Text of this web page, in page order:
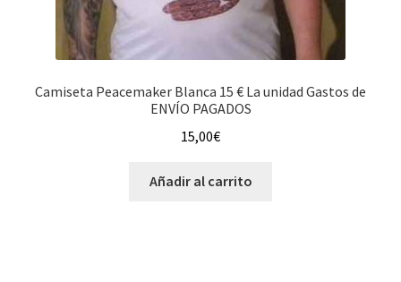
Camiseta Peacemaker Blanca 15 € La unidad Gastos de
ENVÍO PAGADOS
15,00€
Añadir al carrito